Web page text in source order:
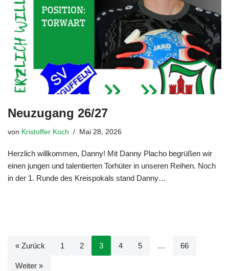
Neuzugang 26/27
von Kristoffer Koch Mai 28, 2026
Herzlich willkommen, Danny! Mit Danny Placho begrüßen wir
einen jungen und talentierten Torhüter in unseren Reihen. Noch
in der 1. Runde des Kreispokals stand Danny…
« Zurück 1 2 3 4 5 … 66
Weiter »